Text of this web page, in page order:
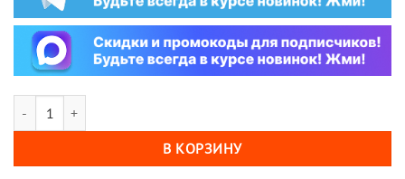
Количество товара Переходник для модема (пигтейл) SMA(F)-TS9
В КОРЗИНУ